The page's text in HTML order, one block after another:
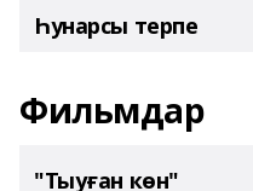
Һунарсы терпе
Фильмдар
"Тыуған көн"